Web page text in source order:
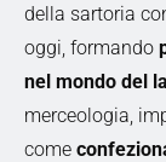
della sartoria
oggi, formando
nel mondo del
merceologia,
come